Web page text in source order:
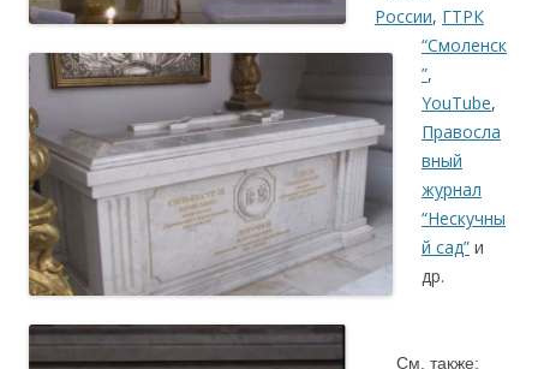
России, ГТРК
“Смоленск
”,
YouTube,
Правосла
вный
журнал
“Нескучны
й сад” и
др.
См. также: